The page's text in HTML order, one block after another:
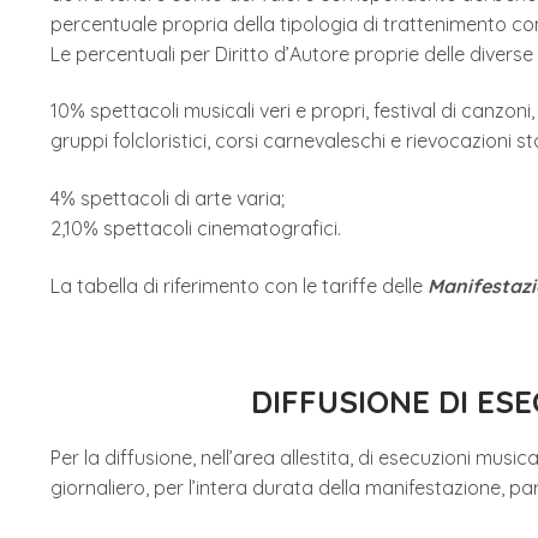
percentuale propria della tipologia di trattenimento
Le percentuali per Diritto d’Autore proprie delle
10% spettacoli musicali veri e propri, festival di
gruppi folcloristici, corsi carnevaleschi e rievocazioni
4% spettacoli di arte varia;
2,10% spettacoli cinematografici.
La tabella di riferimento con le tariffe delle
DIFFUSIONE DI
Per la diffusione, nell’area allestita, di esecuzioni
giornaliero, per l’intera durata della manifestazione,